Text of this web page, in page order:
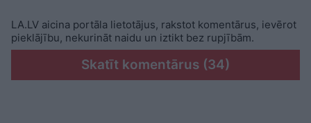
LA.LV aicina portāla lietotājus, rakstot komentārus, ievērot
pieklājību, nekurināt naidu un iztikt bez rupjībām.
Skatīt komentārus (34)